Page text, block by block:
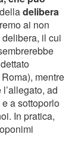
delibera
ai non
il cui
mentre
ad
e a sottoporlo
In pratica,